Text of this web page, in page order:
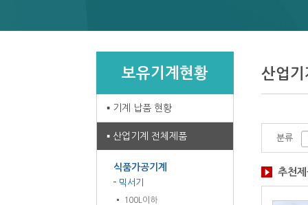
보유기계현황
기계 납품 현황
산업기계 전체제품
식품가공기계
믹서기
100L이하
산업
분류
추천